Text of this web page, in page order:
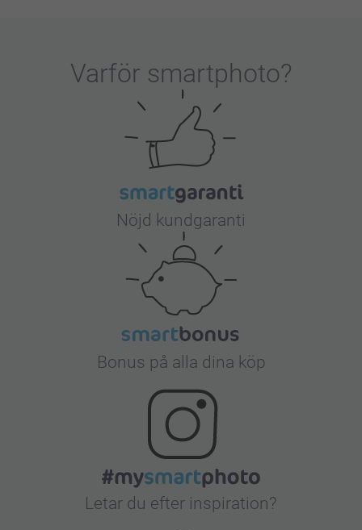
Varför smartphoto?
Nöjd kundgaranti
Bonus på alla dina köp
Letar du efter inspiration?